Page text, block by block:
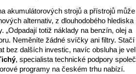
akumulátorových strojů a přístrojů
alternativ, z dlouhodobého hlediska
„Odpadají totiž náklady na benzín, olej a
Neměníte žádné svíčky ani filtry.
bez dalších investic, navíc obsluha je
, specialista technické podpory
programy na českém trhu nabízí.